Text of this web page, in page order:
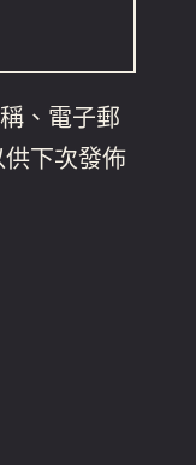
、電子郵
下次發佈